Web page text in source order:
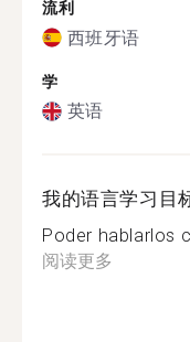
流利
西班牙语
学
英语
我的语言学习目
Poder hablarlos
阅读更多